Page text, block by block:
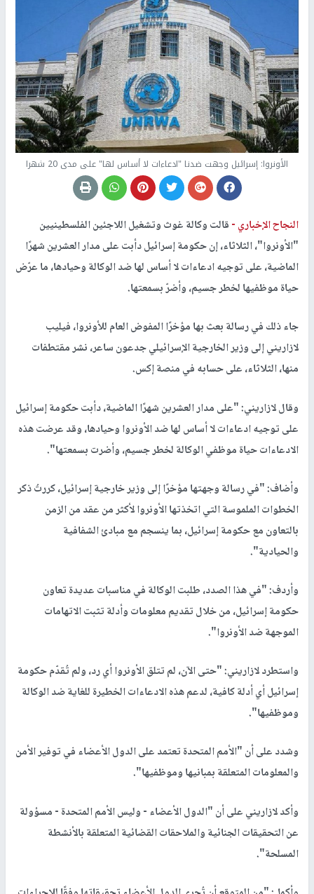
الأونروا: إسرائيل وجهت ضدنا "ادعاءات لا أساس لها" على مدى 20 شهرا
النجاح الإخباري -قالت وكالة غوث وتشغيل اللاجئين الفلسطينيين
"الأونروا"، الثلاثاء، إن حكومة إسرائيل دأبت على مدار العشرين شهرًا
الماضية، على توجيه ادعاءات لا أساس لها ضد الوكالة وحيادها، ما عرّض
حياة موظفيها لخطر جسيم، وأضرّ بسمعتها.
جاء ذلك في رسالة بعث بها مؤخرًا المفوض العام للأونروا، فيليب
لازاريني إلى وزير الخارجية الإسرائيلي جدعون ساعر، نشر مقتطفات
منها، الثلاثاء، على حسابه في منصة إكس.
وقال لازاريني: "على مدار العشرين شهرًا الماضية، دأبت حكومة إسرائيل
على توجيه ادعاءات لا أساس لها ضد الأونروا وحيادها، وقد عرضت هذه
الادعاءات حياة موظفي الوكالة لخطر جسيم، وأضرت بسمعتها".
وأضاف: "في رسالة وجهتها مؤخرًا إلى وزير خارجية إسرائيل، كررتُ ذكر
الخطوات الملموسة التي اتخذتها الأونروا لأكثر من عقد من الزمن
بالتعاون مع حكومة إسرائيل، بما ينسجم مع مبادئ الشفافية
والحيادية".
وأردف: "في هذا الصدد، طلبت الوكالة في مناسبات عديدة تعاون
حكومة إسرائيل، من خلال تقديم معلومات وأدلة تثبت الاتهامات
الموجهة ضد الأونروا".
واستطرد لازاريني: "حتى الآن، لم تتلق الأونروا أي رد، ولم تُقدّم حكومة
إسرائيل أي أدلة كافية، لدعم هذه الادعاءات الخطيرة للغاية ضد الوكالة
وموظفيها".
وشدد على أن "الأمم المتحدة تعتمد على الدول الأعضاء في توفير الأمن
والمعلومات المتعلقة بمبانيها وموظفيها".
وأكد لازاريني على أن "الدول الأعضاء - وليس الأمم المتحدة - مسؤولة
عن التحقيقات الجنائية والملاحقات القضائية المتعلقة بالأنشطة
المسلحة".